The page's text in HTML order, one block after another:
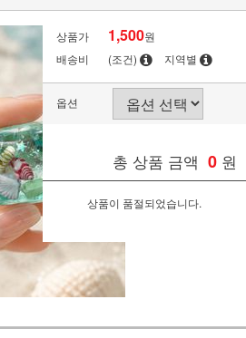
상품가 1,500원
배송비
(조건) 지역별
옵션
총 상품 금액 0 원
상품이 품절되었습니다.